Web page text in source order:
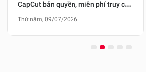
CapCut bản quyền, miễn phí truy cập
mạng xã hội
Thứ năm, 09/07/2026